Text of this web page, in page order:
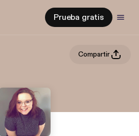
Prueba gratis
Compartir